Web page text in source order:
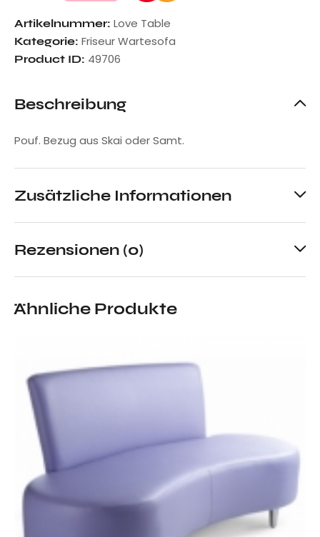
Artikelnummer: Love Table
Kategorie: Friseur Wartesofa
Product ID: 49706
Beschreibung
Pouf. Bezug aus Skai oder Samt.
Zusätzliche Informationen
Rezensionen (0)
Ähnliche Produkte